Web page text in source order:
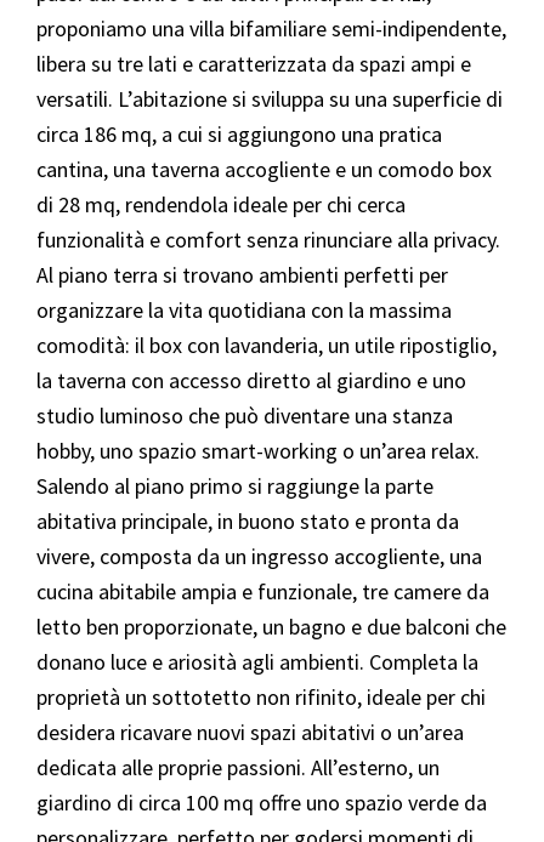
proponiamo una villa bifamiliare semi-indipendente,
libera su tre lati e caratterizzata da spazi ampi e
versatili. L’abitazione si sviluppa su una superficie di
circa 186 mq, a cui si aggiungono una pratica
cantina, una taverna accogliente e un comodo box
di 28 mq, rendendola ideale per chi cerca
funzionalità e comfort senza rinunciare alla privacy.
Al piano terra si trovano ambienti perfetti per
organizzare la vita quotidiana con la massima
comodità: il box con lavanderia, un utile ripostiglio,
la taverna con accesso diretto al giardino e uno
studio luminoso che può diventare una stanza
hobby, uno spazio smart-working o un’area relax.
Salendo al piano primo si raggiunge la parte
abitativa principale, in buono stato e pronta da
vivere, composta da un ingresso accogliente, una
cucina abitabile ampia e funzionale, tre camere da
letto ben proporzionate, un bagno e due balconi che
donano luce e ariosità agli ambienti. Completa la
proprietà un sottotetto non rifinito, ideale per chi
desidera ricavare nuovi spazi abitativi o un’area
dedicata alle proprie passioni. All’esterno, un
giardino di circa 100 mq offre uno spazio verde da